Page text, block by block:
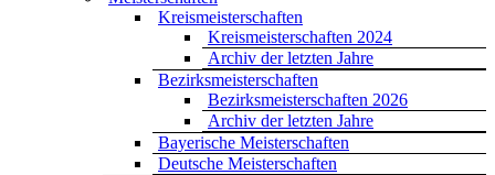
Kreismeisterschaften
Kreismeisterschaften 2024
Archiv der letzten Jahre
Bezirksmeisterschaften
Bezirksmeisterschaften 2026
Archiv der letzten Jahre
Bayerische Meisterschaften
Deutsche Meisterschaften